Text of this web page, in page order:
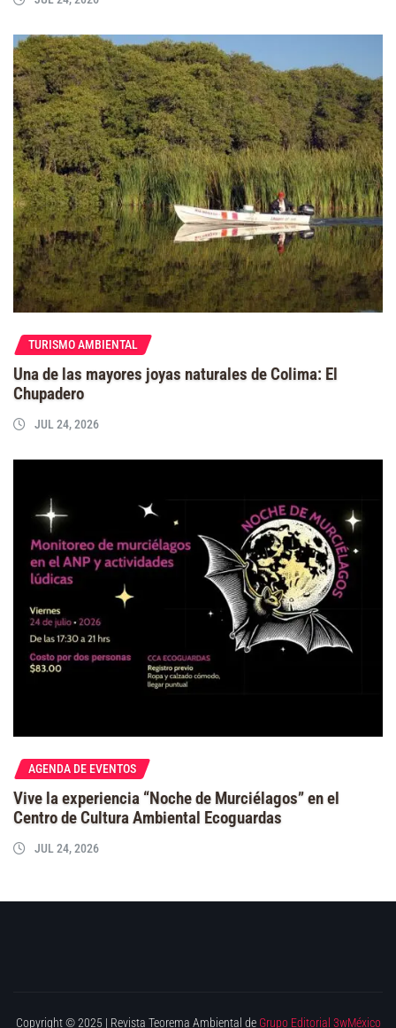
TURISMO AMBIENTAL
Una de las mayores joyas naturales de Colima: El
Chupadero
JUL 24, 2026
AGENDA DE EVENTOS
Vive la experiencia “Noche de Murciélagos” en el
Centro de Cultura Ambiental Ecoguardas
JUL 24, 2026
Copyright © 2025 | Revista Teorema Ambiental de Grupo Editorial 3wMéxico